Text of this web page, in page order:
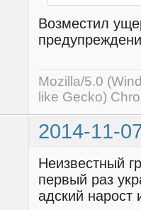
Возместил
Mozilla/5.0
like Gecko)
2014-11-
Неизвестный
первый раз
адский нарост